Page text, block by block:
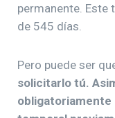
permanente. Este
de 545 días.
Pero puede ser
solicitarlo tú.
obligatoriamente